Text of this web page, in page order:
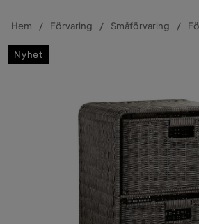
Hem Förvaring Småförvaring
Nyhet